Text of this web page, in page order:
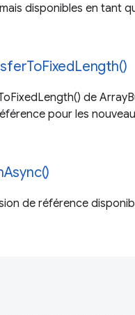
disponibles en tant
de
pour les
de référence